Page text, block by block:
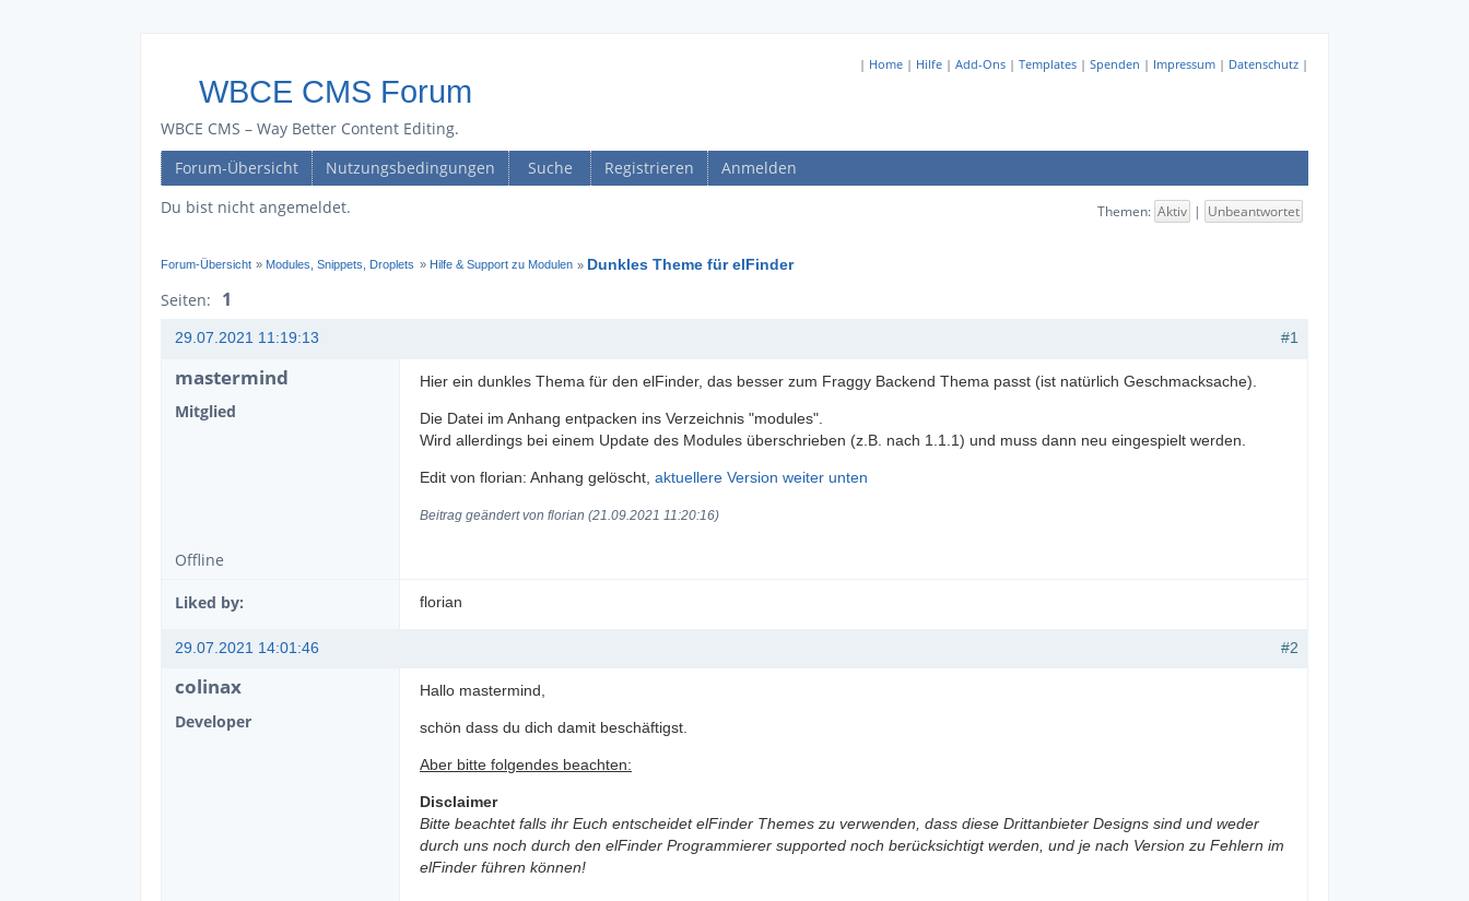
| Home | Hilfe | Add-Ons | Templates | Spenden | Impressum | Datenschutz |
WBCE CMS Forum
WBCE CMS – Way Better Content Editing.
Forum-Übersicht
Nutzungsbedingungen Suche Registrieren
Anmelden
Du bist nicht angemeldet.
Themen: Aktiv | Unbeantwortet
Forum-Übersicht » Modules, Snippets, Droplets » Hilfe & Support zu Modulen » Dunkles Theme für elFinder
Seiten: 1
#1
29.07.2021 11:19:13
mastermind
Mitglied
Hier ein dunkles Thema für den elFinder, das besser zum Fraggy Backend Thema passt (ist natürlich Geschmacksache).
Die Datei im Anhang entpacken ins Verzeichnis "modules".
Wird allerdings bei einem Update des Modules überschrieben (z.B. nach 1.1.1) und muss dann neu eingespielt werden.
Edit von florian: Anhang gelöscht, aktuellere Version weiter unten
Beitrag geändert von florian (21.09.2021 11:20:16)
Offline
Liked by: florian
#2
29.07.2021 14:01:46
colinax
Developer
Hallo mastermind,
schön dass du dich damit beschäftigst.
Aber bitte folgendes beachten:
Disclaimer
Bitte beachtet falls ihr Euch entscheidet elFinder Themes zu verwenden, dass diese Drittanbieter Designs sind und weder
durch uns noch durch den elFinder Programmierer supported noch berücksichtigt werden, und je nach Version zu Fehlern im
elFinder führen können!